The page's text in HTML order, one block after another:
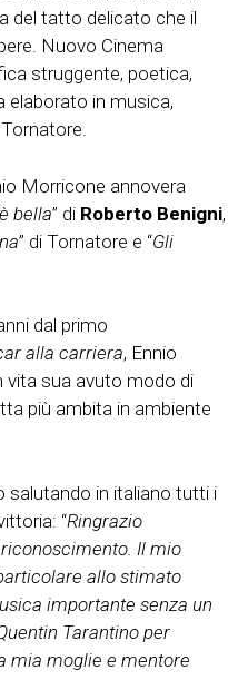
del tatto delicato che il
Nuovo Cinema
struggente, poetica,
elaborato in musica,
Morricone annovera
bella” di Roberto Benigni,
” di Tornatore e “Gli
dal primo
alla carriera, Ennio
vita sua avuto modo di
più ambita in ambiente
salutando in italiano tutti i
“Ringrazio
Il mio
allo stimato
importante senza un
Tarantino per
mia moglie e mentore